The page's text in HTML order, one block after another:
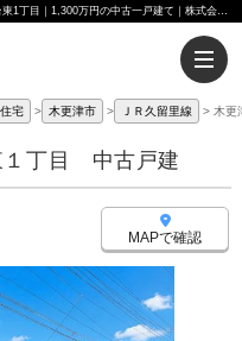
木更津市清見台東１丁目 中古戸建 千葉県木更津市清見台東1丁目｜1,300万円の中古一戸建て｜株式会社JTM商事
宅 木更津市 ＪＲ久留里線 木更
１丁目 中古戸建
MAPで確認